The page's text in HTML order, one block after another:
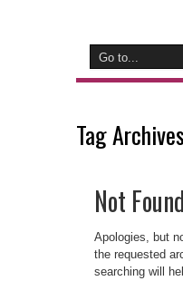
Tag
Not Found
Apologies, but
the requested
searching will